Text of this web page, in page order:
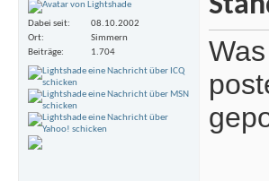
Dabei seit
08.10.2002
Ort
Simmern
Beiträge
1.704